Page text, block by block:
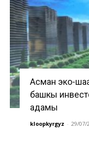
Асман эко-
башкы
адамы
kloopkyrgyz - 29/07/